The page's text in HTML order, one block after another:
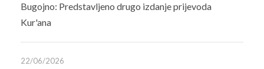
Bugojno: Predstavljeno drugo izdanje prijevoda
Kur'ana
22/06/2026